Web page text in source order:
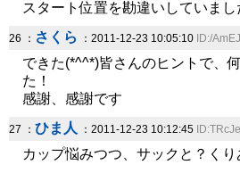
スタート位置を勘違いしていまし
26 ： さくら ：2011-12-23 10:05:10 ID:/
できた(*^^*)皆さんのヒントで、
た！
感謝、感謝です
27 ： ひま人 ：2011-12-23 10:12:45
カップ悩みつつ、サックと？くり